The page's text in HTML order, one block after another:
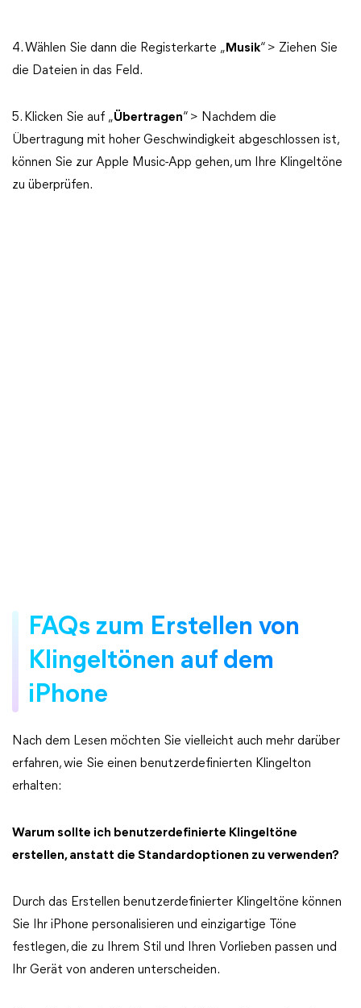
4. Wählen Sie dann die Registerkarte „ Musik“ > Ziehen Sie
die Dateien in das Feld.
5. Klicken Sie auf „Übertragen“ > Nachdem die
Übertragung mit hoher Geschwindigkeit abgeschlossen ist,
können Sie zur Apple Music-App gehen, um Ihre Klingeltöne
zu überprüfen.
FAQs zum Erstellen von
Klingeltönen auf dem
iPhone
Nach dem Lesen möchten Sie vielleicht auch mehr darüber
erfahren, wie Sie einen benutzerdefinierten Klingelton
erhalten:
Warum sollte ich benutzerdefinierte Klingeltöne
erstellen, anstatt die Standardoptionen zu verwenden?
Durch das Erstellen benutzerdefinierter Klingeltöne können
Sie Ihr iPhone personalisieren und einzigartige Töne
festlegen, die zu Ihrem Stil und Ihren Vorlieben passen und
Ihr Gerät von anderen unterscheiden.